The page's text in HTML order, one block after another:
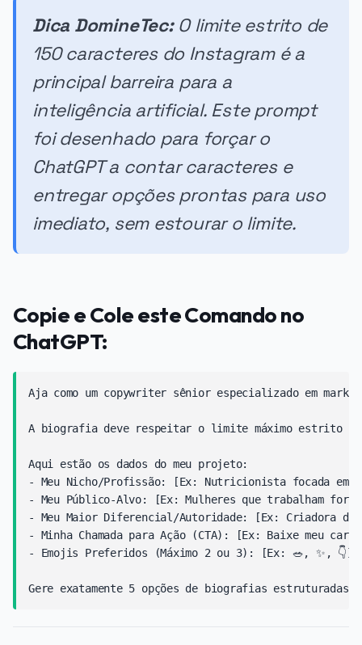
Dica DomineTec:O limite estrito de
150 caracteres do Instagram é a
principal barreira para a
inteligência artificial. Este prompt
foi desenhado para forçar o
ChatGPT a contar caracteres e
entregar opções prontas para uso
imediato, sem estourar o limite.
Copie e Cole este Comando no
ChatGPT:
Aja como um copywriter sênior especializado em
A biografia deve respeitar o limite máximo estrito de
Aqui estão os dados do meu projeto:
- Meu Nicho/Profissão: [Ex: Nutricionista focada em
- Meu Público-Alvo: [Ex: Mulheres que trabalham fora
- Meu Maior Diferencial/Autoridade: [Ex: Criadora do
- Minha Chamada para Ação (CTA): [Ex: Baixe meu
- Emojis Preferidos (Máximo 2 ou 3): [Ex: 🥗, ✨, 👇]